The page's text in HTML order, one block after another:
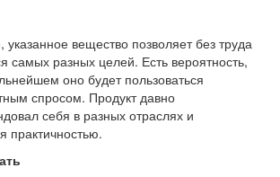
указанное вещество позволяет без труда
самых разных целей. Есть вероятность,
оно будет пользоваться
спросом. Продукт давно
себя в разных отраслях и
практичностью.